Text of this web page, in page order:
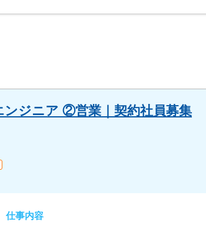
ンジニア ②営業｜契約社員募集
仕事内容